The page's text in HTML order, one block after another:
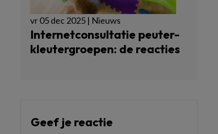
vr 05 dec 2025 | Nieuws
Internetconsultatie peuter-
kleutergroepen: de reacties
Geef je reactie